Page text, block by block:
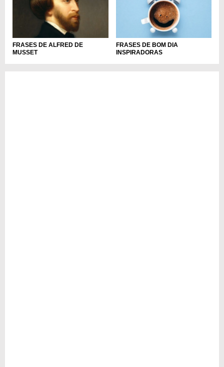
FRASES DE ALFRED DE
MUSSET
FRASES DE BOM DIA
INSPIRADORAS